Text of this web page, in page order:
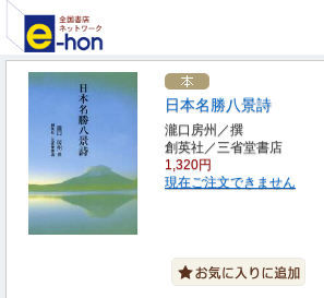
日本名勝八景詩
瀧口房州／撰
創英社／三省堂書店
1,320円
現在ご注文できません